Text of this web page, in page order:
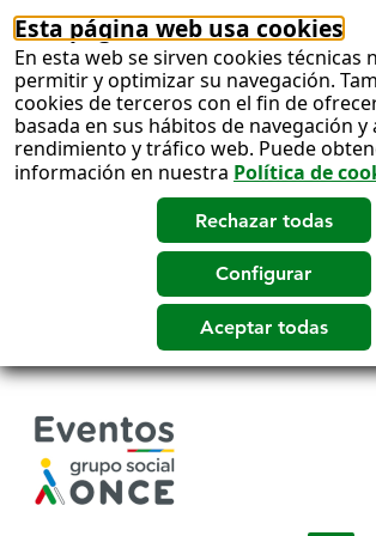
Esta página web usa cookies
En esta web se sirven cookies técnicas
permitir y optimizar su navegación.
cookies de terceros con el fin de
basada en sus hábitos de navegación y
rendimiento y tráfico web. Puede
información en nuestra Política de